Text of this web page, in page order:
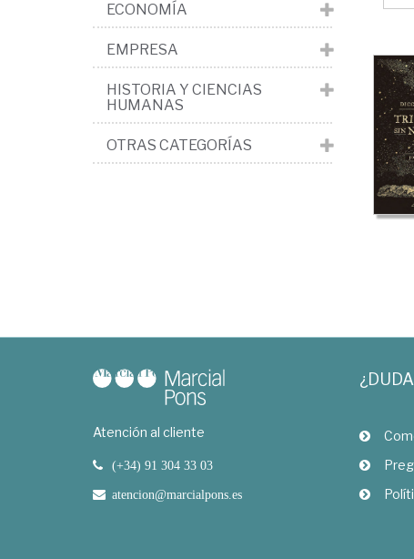
ECONOMÍA
EMPRESA
HISTORIA Y CIENCIAS
HUMANAS
OTRAS CATEGORÍAS
Atención al cliente
(+34) 91 304 33 03
atencion@marcialpons.es